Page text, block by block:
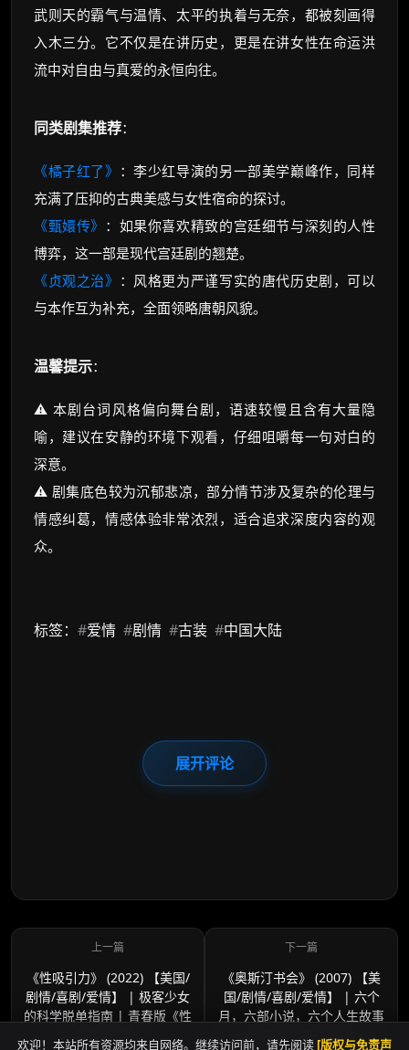
武则天的霸气与温情、太平的执着与无奈，都被刻画得
入木三分。它不仅是在讲历史，更是在讲女性在命运洪
流中对自由与真爱的永恒向往。
同类剧集推荐：
《橘子红了》 ：李少红导演的另一部美学巅峰作，同样
充满了压抑的古典美感与女性宿命的探讨。
《甄嬛传》 ：如果你喜欢精致的宫廷细节与深刻的人性
博弈，这一部是现代宫廷剧的翘楚。
《贞观之治》 ：风格更为严谨写实的唐代历史剧，可以
与本作互为补充，全面领略唐朝风貌。
温馨提示：
⚠️ 本剧台词风格偏向舞台剧，语速较慢且含有大量隐
喻，建议在安静的环境下观看，仔细咀嚼每一句对白的
深意。
⚠️ 剧集底色较为沉郁悲凉，部分情节涉及复杂的伦理与
情感纠葛，情感体验非常浓烈，适合追求深度内容的观
众。
标签： #爱情 #剧情 #古装 #中国大陆
展开评论
《性吸引力》 (2022) 【美国/
剧情/喜剧/爱情】 | 极客少女
的科学脱单指南 | 青春版《性
爱自修室》
《奥斯汀书会》 (2007) 【美
国/剧情/喜剧/爱情】 | 六个
月，六部小说，六个人生故事
| 当经典文学照进现代生活
欢迎！本站所有资源均来自网络。继续访问前，请先阅读 [版权与免责声